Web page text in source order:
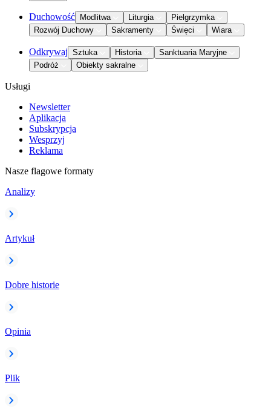
Duchowość Modlitwa Liturgia
Pielgrzymka
Rozwój Duchowy
Sakramenty Święci Wiara
Odkrywaj Sztuka Historia
Sanktuaria Maryjne
Podróż
Obiekty sakralne
Usługi
Newsletter
Aplikacja
Subskrypcja
Wesprzyj
Reklama
Nasze flagowe formaty
Analizy
Artykuł
Dobre historie
Opinia
Plik